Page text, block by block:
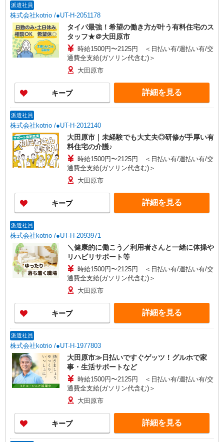
派遣社員
株式会社kotrio /●UT-H-2051178
タイパ最強！希望の働き方が叶う有料住宅のス
タッフ★＠大田原市
時給1500円〜2125円 ＜日払い有/週払い有/交
通費全支給(ガソリン代含む)＞
大田原市
キープ 詳細を見る
派遣社員
株式会社kotrio /●UT-H-2012140
大田原市｜未経験でも大丈夫◎研修が手厚い有
料住宅の介護♪
時給1500円〜2125円 ＜日払い有/週払い有/交
通費全支給(ガソリン代含む)＞
大田原市
キープ 詳細を見る
派遣社員
株式会社kotrio /●UT-H-2093971
＼健康的に働こう／利用者さんと一緒に体操や
リハビリサポート等
時給1500円〜2125円 ＜日払い有/週払い有/交
通費全支給(ガソリン代含む)＞
大田原市
キープ 詳細を見る
派遣社員
株式会社kotrio /●UT-H-1977803
大田原市≫日払いですぐゲッツ！グルホで家
事・生活サポートなど
時給1500円〜2125円 ＜日払い有/週払い有/交
通費全支給(ガソリン代含む)＞
大田原市
キープ 詳細を見る